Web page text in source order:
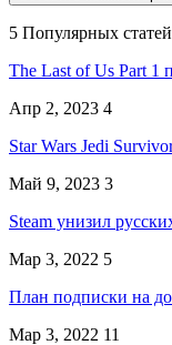
5 Популярных статей
The Last of Us Part 1
Апр 2, 2023 4
Star Wars Jedi
Май 9, 2023 3
Steam унизил
Мар 3, 2022 5
План подписки на
Мар 3, 2022 11